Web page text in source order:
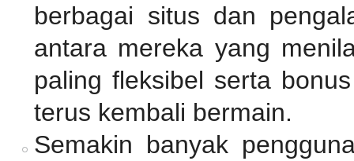
berbagai situs dan
antara mereka yang
paling fleksibel serta
terus kembali bermain.
Semakin banyak